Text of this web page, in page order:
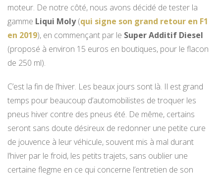
moteur. De notre côté, nous avons décidé de tester la
gamme Liqui Moly(qui signe son grand retour en F1
en 2019), en commençant par le Super Additif Diesel
(proposé à environ 15 euros en boutiques, pour le flacon
de 250 ml).
C’est la fin de l’hiver. Les beaux jours sont là. Il est grand
temps pour beaucoup d’automobilistes de troquer les
pneus hiver contre des pneus été. De même, certains
seront sans doute désireux de redonner une petite cure
de jouvence à leur véhicule, souvent mis à mal durant
l’hiver par le froid, les petits trajets, sans oublier une
certaine flegme en ce qui concerne l’entretien de son